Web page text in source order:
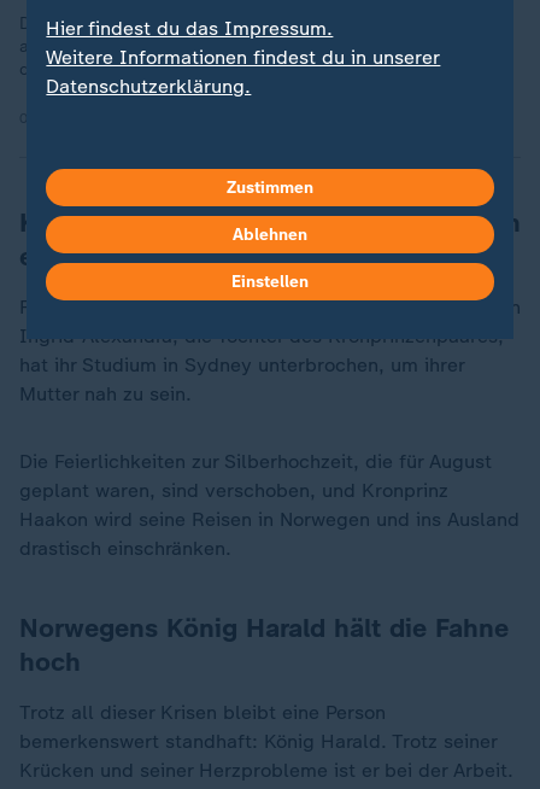
Die norwegische Kronprinzessin Mette-Marit steht nun offiziell
auf der Warteliste für eine Lungentransplantation. Sie wurde in
der Universitätsklinik in Oslo gesehen. Die Lage sei ernst.
Kronprinz Haakon schränkt seine Reisen
ein
Für das Königshaus hat das konkrete Folgen. Prinzessin
Ingrid-Alexandra, die Tochter des Kronprinzenpaares,
hat ihr Studium in Sydney unterbrochen, um ihrer
Mutter nah zu sein.
Die Feierlichkeiten zur Silberhochzeit, die für August
geplant waren, sind verschoben, und Kronprinz
Haakon wird seine Reisen in Norwegen und ins Ausland
drastisch einschränken.
Norwegens König Harald hält die Fahne
hoch
Trotz all dieser Krisen bleibt eine Person
bemerkenswert standhaft: König Harald. Trotz seiner
Krücken und seiner Herzprobleme ist er bei der Arbeit.
Hier findest du das Impressum.
Weitere Informationen findest du in unserer
Datenschutzerklärung.
Zustimmen
Ablehnen
Einstellen